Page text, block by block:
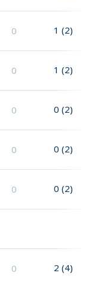
0 1 (2)
0 1 (2)
0 0 (2)
0 0 (2)
0 0 (2)
0 2 (4)